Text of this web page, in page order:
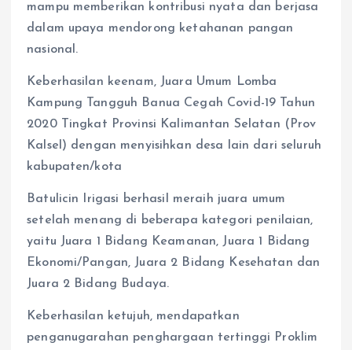
mampu memberikan kontribusi nyata dan berjasa
dalam upaya mendorong ketahanan pangan
nasional.
Keberhasilan keenam, Juara Umum Lomba
Kampung Tangguh Banua Cegah Covid-19 Tahun
2020 Tingkat Provinsi Kalimantan Selatan (Prov
Kalsel) dengan menyisihkan desa lain dari seluruh
kabupaten/kota
Batulicin Irigasi berhasil meraih juara umum
setelah menang di beberapa kategori penilaian,
yaitu Juara 1 Bidang Keamanan, Juara 1 Bidang
Ekonomi/Pangan, Juara 2 Bidang Kesehatan dan
Juara 2 Bidang Budaya.
Keberhasilan ketujuh, mendapatkan
penganugarahan penghargaan tertinggi Proklim